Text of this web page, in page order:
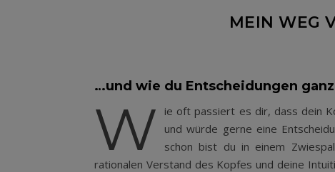
MEIN WEG
…und wie du Entscheidungen
W
ie oft passiert es dir, dass dein
und würde gerne eine
schon bist du in einem
rationalen Verstand des Kopfes und deine